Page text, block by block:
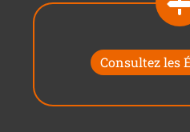
Consultez les